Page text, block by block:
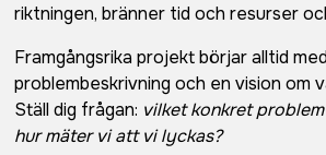
riktningen, bränner tid och resurser
Framgångsrika projekt börjar alltid
problembeskrivning och en vision om
Ställ dig frågan: vilket konkret
hur mäter vi att vi lyckas?